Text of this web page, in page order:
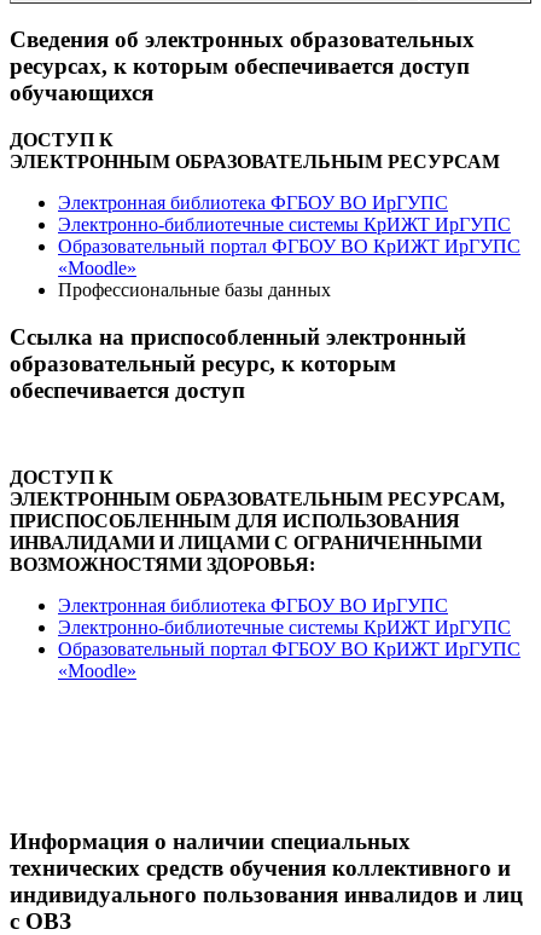
Сведения об электронных образовательных
ресурсах, к которым обеспечивается доступ
обучающихся
ДОСТУП К
ЭЛЕКТРОННЫМ ОБРАЗОВАТЕЛЬНЫМ РЕСУРСАМ
Электронная библиотека ФГБОУ ВО ИрГУПС
Электронно-библиотечные системы КрИЖТ ИрГУПС
Образовательный портал ФГБОУ ВО КрИЖТ ИрГУПС
«Moodle»
Профессиональные базы данных
Ссылка на приспособленный электронный
образовательный ресурс, к которым
обеспечивается доступ
ДОСТУП К
ЭЛЕКТРОННЫМ ОБРАЗОВАТЕЛЬНЫМ РЕСУРСАМ,
ПРИСПОСОБЛЕННЫМ ДЛЯ ИСПОЛЬЗОВАНИЯ
ИНВАЛИДАМИ И ЛИЦАМИ С ОГРАНИЧЕННЫМИ
ВОЗМОЖНОСТЯМИ ЗДОРОВЬЯ:
Электронная библиотека ФГБОУ ВО ИрГУПС
Электронно-библиотечные системы КрИЖТ ИрГУПС
Образовательный портал ФГБОУ ВО КрИЖТ ИрГУПС
«Moodle»
Информация о наличии специальных
технических средств обучения коллективного и
индивидуального пользования инвалидов и лиц
с ОВЗ